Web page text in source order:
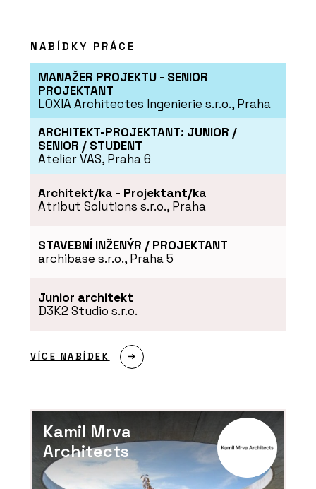
NABÍDKY PRÁCE
MANAŽER PROJEKTU - SENIOR
PROJEKTANT
LOXIA Architectes Ingenierie s.r.o., Praha
ARCHITEKT-PROJEKTANT: JUNIOR /
SENIOR / STUDENT
Atelier VAS, Praha 6
Architekt/ka - Projektant/ka
Atribut Solutions s.r.o., Praha
STAVEBNÍ INŽENÝR / PROJEKTANT
archibase s.r.o., Praha 5
Junior architekt
D3K2 Studio s.r.o.
VÍCE NABÍDEK
Kamil Mrva
Architects